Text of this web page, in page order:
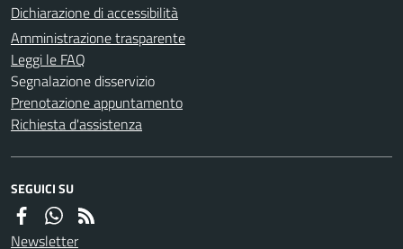
Dichiarazione di accessibilità
Amministrazione trasparente
Leggi le FAQ
Segnalazione disservizio
Prenotazione appuntamento
Richiesta d'assistenza
SEGUICI SU
Newsletter